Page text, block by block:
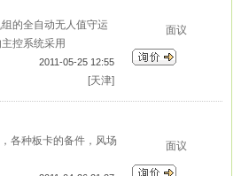
的全自动无人值守运
控系统采用
2011-05-25 12:55
[天津]
面议
各种板卡的备件，风场
面议